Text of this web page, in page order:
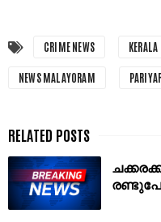
CRIME NEWS KERALA
NEWS MALAYORAM